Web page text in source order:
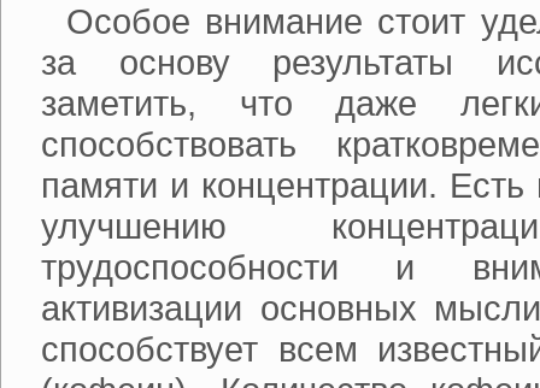
Особое внимание стоит
за основу результаты
заметить, что даже
способствовать
памяти и концентрации.
улучшению
трудоспособности и
активизации основных
способствует всем